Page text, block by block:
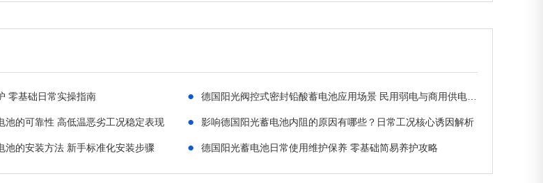
零基础日常实操指南 ● 德国阳光阀控式密封铅酸蓄电池应用场景 民用弱电与商用供电适配解析
池的可靠性 高低温恶劣工况稳定表现 ● 影响德国阳光蓄电池内阻的原因有哪些？日常工况核心诱因解析
池的安装方法 新手标准化安装步骤 ● 德国阳光蓄电池日常使用维护保养 零基础简易养护攻略